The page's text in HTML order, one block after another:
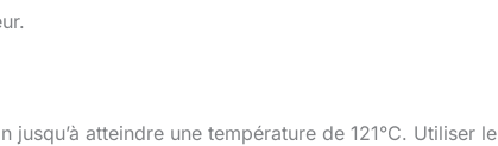
atteindre une température de 121°C. Utiliser le